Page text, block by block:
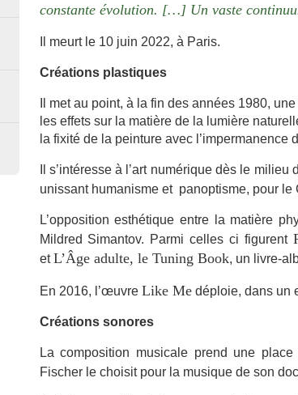
constante évolution. […] Un vaste
Il meurt le 10 juin 2022, à Paris.
Créations plastiques
Il met au point, à la fin des années 1980,
les effets sur la matière de la lumière
la fixité de la peinture avec
Il s’intéresse à l’art numérique dès le
unissant humanisme et panoptisme, pour le
L’opposition esthétique entre la matière
Mildred Simantov. Parmi celles ci figurent
etL’Âge adulte, le Tuning Book, un livre-
En 2016, l’œuvre Like Medéploie, dans un
Créations sonores
La composition musicale prend une
Fischer le choisit pour la musique de son